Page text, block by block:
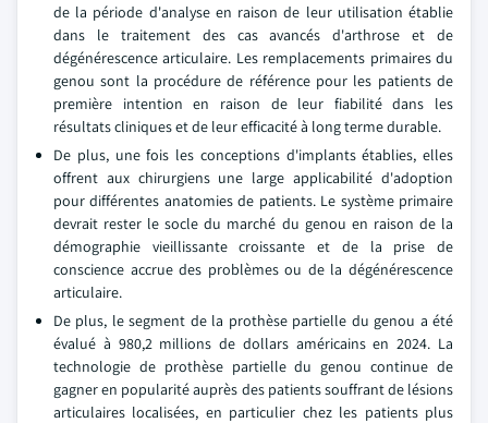
de la période d'analyse en raison de leur utilisation établie
dans le traitement des cas avancés d'arthrose et de
dégénérescence articulaire. Les remplacements primaires du
genou sont la procédure de référence pour les patients de
première intention en raison de leur fiabilité dans les
résultats cliniques et de leur efficacité à long terme durable.
De plus, une fois les conceptions d'implants établies, elles
offrent aux chirurgiens une large applicabilité d'adoption
pour différentes anatomies de patients. Le système primaire
devrait rester le socle du marché du genou en raison de la
démographie vieillissante croissante et de la prise de
conscience accrue des problèmes ou de la dégénérescence
articulaire.
De plus, le segment de la prothèse partielle du genou a été
évalué à 980,2 millions de dollars américains en 2024. La
technologie de prothèse partielle du genou continue de
gagner en popularité auprès des patients souffrant de lésions
articulaires localisées, en particulier chez les patients plus